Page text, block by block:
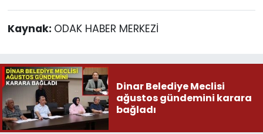
Kaynak: ODAK HABER MERKEZİ
Dinar Belediye Meclisi
ağustos gündemini karara
bağladı